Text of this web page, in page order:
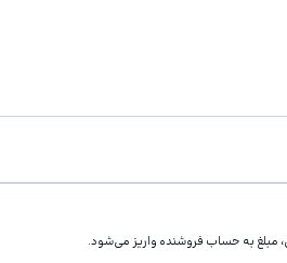
مبلغ به حساب فروشنده واريز مى‌شود.